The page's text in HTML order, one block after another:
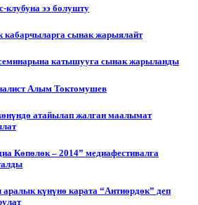
клубуна ээ болушту
сынак жарыялайт
катышууга сынак жарыланды
Алым Токтомушев
атайылап жалган маалымат
Көпөлөк – 2014” медиафестивалга
аралык күнүнө карата “Антиөрдөк” деп